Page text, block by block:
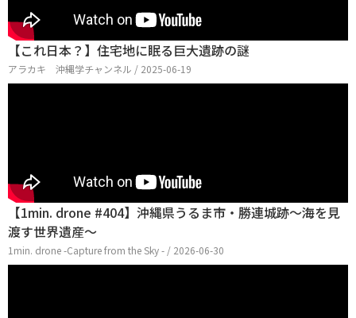
【これ日本？】住宅地に眠る巨大遺跡の謎
アラカキ 沖縄学チャンネル / 2025-06-19
【1min. drone #404】沖縄県うるま市・勝連城跡～海を見
渡す世界遺産～
1min. drone -Capture from the Sky - / 2026-06-30